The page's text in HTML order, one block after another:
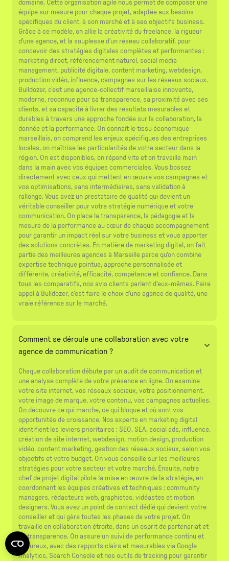
domaine. Cette organisation agile nous permet de composer une
équipe sur mesure pour chaque projet, adaptée aux besoins
spécifiques du client, à son marché et à ses objectifs business.
Grâce à ce modèle, on allie la créativité du freelance, la rigueur
d'une agence, et la souplesse d'un réseau collaboratif, pour
concevoir des stratégies digitales complètes et performantes :
marketing direct, référencement naturel, social media
management, publicité digitale, content marketing, webdesign,
production vidéo, influence, campagnes sur les réseaux sociaux.
Bulldozer, c'est une agence-collectif marseillaise innovante,
moderne, reconnue pour sa transparence, sa proximité avec ses
clients, et sa capacité à livrer des résultats mesurables et
durables à travers une approche fondée sur la collaboration, la
donnée et la performance. On connaît le tissu économique
marseillais, on comprend les enjeux spécifiques des entreprises
locales, on maîtrise les particularités de votre secteur dans la
région. On est disponibles, on répond vite et on travaille main
dans la main avec vos équipes commerciales. Vous bossez
directement avec ceux qui mettent en œuvre vos campagnes et
vos optimisations, sans intermédiaires, sans validation à
rallonge. Vous avez un prestataire de qualité qui devient un
véritable conseiller pour votre stratégie numérique et votre
communication. On place la transparence, la pédagogie et la
mesure de la performance au cœur de chaque accompagnement
pour garantir un impact réel sur votre business et vous apporter
des solutions concrètes. En matière de marketing digital, on fait
partie des meilleures agences à Marseille parce qu'on combine
expertise technique pointue, approche personnalisée et
différente, créativité, efficacité, compétence et confiance. Dans
tous les comparatifs, nos avis clients parlent d'eux-mêmes. Faire
appel à Bulldozer, c'est faire le choix d'une agence de qualité, une
vraie référence sur le marché.
Comment se déroule une collaboration avec votre
agence de communication ?
Chaque collaboration débute par un audit de communication et
une analyse complète de votre présence en ligne. On examine
votre site internet, vos réseaux sociaux, votre positionnement,
votre image de marque, votre contenu, vos campagnes actuelles.
On découvre ce qui marche, ce qui bloque et où sont vos
opportunités de croissance. Nos experts en marketing digital
identifient les leviers prioritaires : SEO, SEA, social ads, influence,
création de site internet, webdesign, motion design, production
vidéo, content marketing, gestion des réseaux sociaux, selon vos
objectifs et votre budget. On vous conseille sur les meilleures
stratégies pour votre secteur et votre marché. Ensuite, notre
chef de projet digital pilote la mise en œuvre de la stratégie, en
coordonnant les équipes créatives et techniques : community
managers, rédacteurs web, graphistes, vidéastes et motion
designers. Vous avez un point de contact dédié qui devient votre
conseiller et qui gère toutes les phases de votre projet. On
travaille en collaboration étroite, dans un esprit de partenariat et
de transparence. On assure un suivi de performance continu et
rigoureux, avec des rapports clairs et mesurables via Google
Analytics, Search Console et nos outils de tracking pour garantir